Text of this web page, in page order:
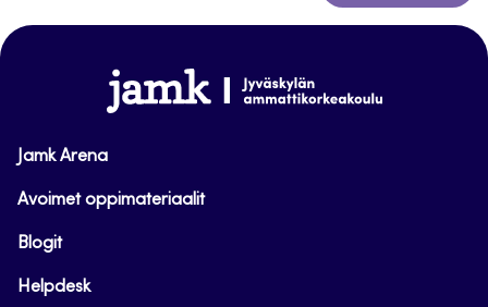
takaisin
www.jamk.fi
Jamk Arena
Avoimet oppimateriaalit
Blogit
Helpdesk